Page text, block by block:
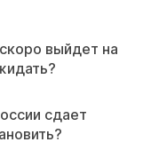
выйдет на
сдает